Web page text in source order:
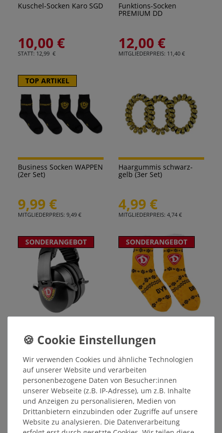
Kuschel-Socken Karo SGD
10,00 €
STATT: 12,99 €
Funktions-Socken
PREMIUM DD
12,00 €
MITGLIEDERPREIS: 11,40 €
TOP ARTIKEL
Business Socken WAPPEN
(2er Set)
9,99 €
MITGLIEDERPREIS: 9,49 €
Haargummis schwarz-
gelb (3er Set)
4,99 €
MITGLIEDERPREIS: 4,74 €
SONDERANGEBOT
WAPPEN
20,00 €
STATT: 24,99 €
SONDERANGEBOT
9,00 €
STATT: 12,99 €
Wir verwenden Cookies und ähnliche Technologien
auf unserer Website und verarbeiten
personenbezogene Daten von Besucher:innen
unserer Webseite (z.B. IP-Adresse), um z.B. Inhalte
und Anzeigen zu personalisieren, Medien von
Drittanbietern einzubinden oder Zugriffe auf unsere
Website zu analysieren. Die Datenverarbeitung